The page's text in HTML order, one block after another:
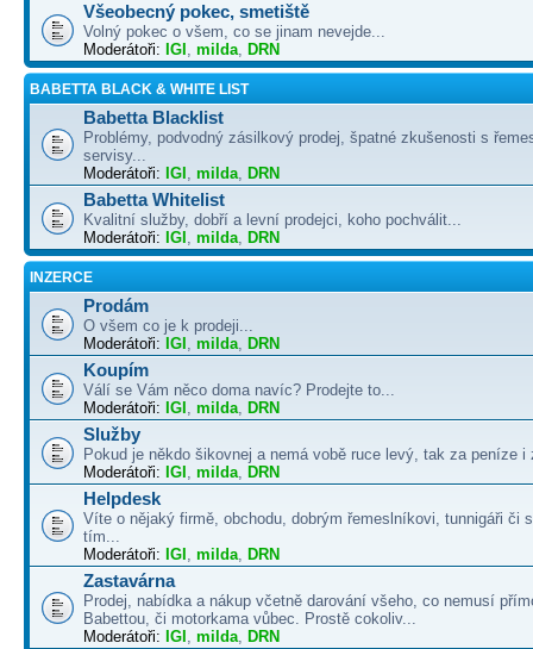
Všeobecný pokec, smetiště
Volný pokec o všem, co se jinam nevejde...
Moderátoři: IGI , milda, DRN
BABETTA BLACK & WHITE LIST
Babetta Blacklist
Problémy, podvodný zásilkový prodej, špatné zkušenosti s
servisy...
Moderátoři: IGI , milda, DRN
Babetta Whitelist
Kvalitní služby, dobří a levní prodejci, koho pochválit...
Moderátoři: IGI , milda, DRN
INZERCE
Prodám
O všem co je k prodeji...
Moderátoři: IGI , milda, DRN
Koupím
Válí se Vám něco doma navíc? Prodejte to...
Moderátoři: IGI , milda, DRN
Služby
Pokud je někdo šikovnej a nemá vobě ruce levý, tak za peníze i
Moderátoři: IGI , milda, DRN
Helpdesk
Víte o nějaký firmě, obchodu, dobrým řemeslníkovi, tunnigáři či
tím...
Moderátoři: IGI , milda, DRN
Zastavárna
Prodej, nabídka a nákup včetně darování všeho, co nemusí
Babettou, či motorkama vůbec. Prostě cokoliv...
Moderátoři: IGI , milda, DRN